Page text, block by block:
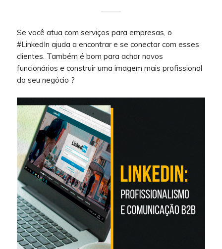
Se você atua com serviços para empresas, o
#LinkedIn ajuda a encontrar e se conectar com esses
clientes. Também é bom para achar novos
funcionários e construir uma imagem mais profissional
do seu negócio ?